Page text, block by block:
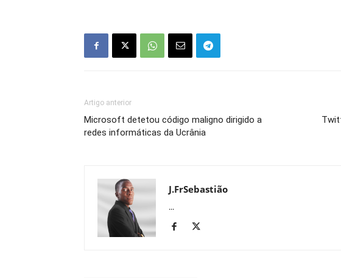
Artigo anterior
Microsoft detetou código maligno dirigido a
redes informáticas da Ucrânia
J.FrSebastião
...